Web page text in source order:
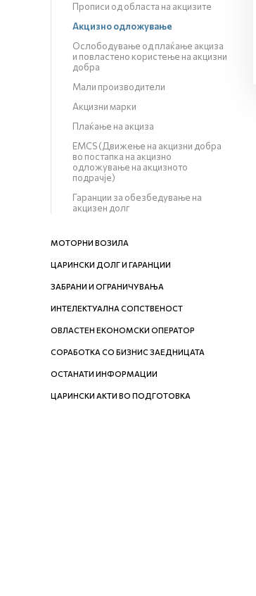
Прописи од областа на акцизите
Акцизно одложување
Ослободување од плаќање акциза
и повластено користење на акцизни
добра
Мали производители
Акцизни марки
Плаќање на акциза
EMCS (Движење на акцизни добра
во постапка на акцизно
одложување на акцизното
подрачје)
Гаранции за обезбедување на
акцизен долг
МОТОРНИ ВОЗИЛА
ЦАРИНСКИ ДОЛГ И ГАРАНЦИИ
ЗАБРАНИ И ОГРАНИЧУВАЊА
ИНТЕЛЕКТУАЛНА СОПСТВЕНОСТ
ОВЛАСТЕН ЕКОНОМСКИ ОПЕРАТОР
СОРАБОТКА СО БИЗНИС ЗАЕДНИЦАТА
ОСТАНАТИ ИНФОРМАЦИИ
ЦАРИНСКИ АКТИ ВО ПОДГОТОВКА